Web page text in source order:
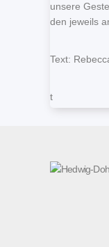
unsere
den jeweils
Text:
t